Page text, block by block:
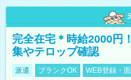
完全在宅＊時給2000円
集やテロップ確認
派遣 ブランクOK WEB登録・